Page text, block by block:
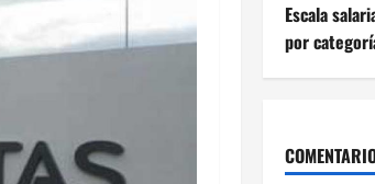
Escala
por